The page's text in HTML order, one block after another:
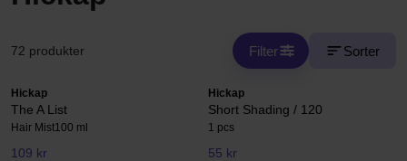
72 produkter Filter Sorter
Hickap
The A List
Hair Mist100 ml
109 kr
Hickap
Short Shading / 120
1 pcs
55 kr